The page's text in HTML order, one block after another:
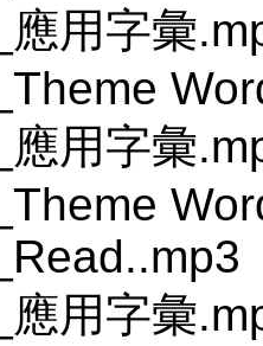
用字彙
用字彙
用字彙